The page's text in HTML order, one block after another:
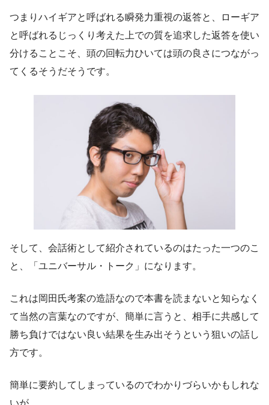
つまり ハイギアと呼ばれる瞬発力重視の返答と、ローギア
と呼ばれるじっくり考えた上での質を追求した返答を使い
分けることこそ、頭の回転力ひいては頭の良さ につながっ
てくるそうだそうです。
そして、会話術として紹介されているのはたった一つのこ
と、「 ユニバーサル・トーク 」になります。
これは岡田氏考案の造語なので本書を読まないと知らなく
て当然の言葉なのですが、簡単に言うと、 相手に共感して
勝ち負けではない良い結果を生み出そうという狙いの話し
方です。
簡単に要約してしまっているのでわかりづらいかもしれな
いが、